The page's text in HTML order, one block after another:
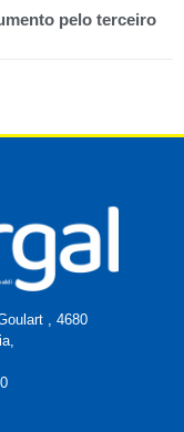
pelo terceiro
, 4680